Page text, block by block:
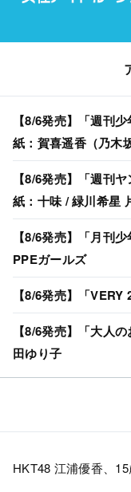
【8/6発売】「週刊
紙：賀喜遥香（乃木
【8/6発売】「週刊
紙：十味 / 緑川希星
【8/6発売】「月刊
PPEガールズ
【8/6発売】「
【8/6発売】「大人
田ゆり子
HKT48 江浦優香、